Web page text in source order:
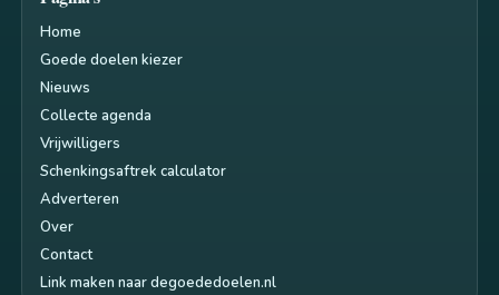
Home
Goede doelen kiezer
Nieuws
Collecte agenda
Vrijwilligers
Schenkingsaftrek calculator
Adverteren
Over
Contact
Link maken naar degoededoelen.nl